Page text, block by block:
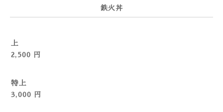
鉄火丼
上
2,500 円
特上
3,000 円